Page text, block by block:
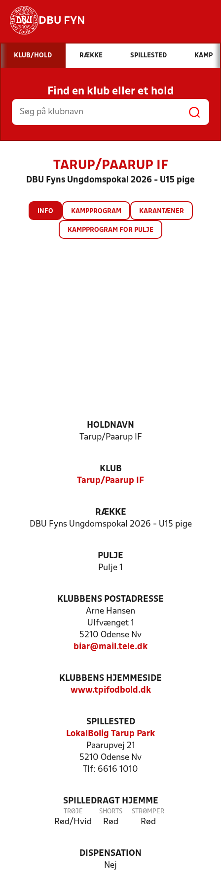
DBU FYN
Hvad vil du søge efter?
INDHOLD OG NYHEDER
STILLINGER, RESULTATER, KLUBBER OG
HOLD
KLUB/HOLD RÆKKE SPILLESTED KAMP
Find en klub eller et hold
TARUP/PAARUP IF
DBU Fyns Ungdomspokal 2026 - U15 pige
INFO KAMPPROGRAM KARANTÆNER
KAMPPROGRAM FOR PULJE
HOLDNAVN
Tarup/Paarup IF
KLUB
Tarup/Paarup IF
RÆKKE
DBU Fyns Ungdomspokal 2026 - U15 pige
PULJE
Pulje 1
KLUBBENS POSTADRESSE
Arne Hansen
Ulfvænget 1
5210 Odense Nv
biar@mail.tele.dk
KLUBBENS HJEMMESIDE
www.tpifodbold.dk
SPILLESTED
LokalBolig Tarup Park
Paarupvej 21
5210 Odense Nv
Tlf: 6616 1010
SPILLEDRAGT HJEMME
TRØJE
Rød/Hvid
SHORTS
Rød
STRØMPER
Rød
DISPENSATION
Nej